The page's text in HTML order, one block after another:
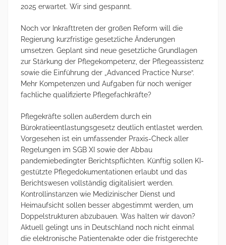
2025 erwartet. Wir sind gespannt.
Noch vor Inkrafttreten der großen Reform will die
Regierung kurzfristige gesetzliche Änderungen
umsetzen. Geplant sind neue gesetzliche Grundlagen
zur Stärkung der Pflegekompetenz, der Pflegeassistenz
sowie die Einführung der „Advanced Practice Nurse“.
Mehr Kompetenzen und Aufgaben für noch weniger
fachliche qualifizierte Pflegefachkräfte?
Pflegekräfte sollen außerdem durch ein
Bürokratieentlastungsgesetz deutlich entlastet werden.
Vorgesehen ist ein umfassender Praxis-Check aller
Regelungen im SGB XI sowie der Abbau
pandemiebedingter Berichtspflichten. Künftig sollen KI-
gestützte Pflegedokumentationen erlaubt und das
Berichtswesen vollständig digitalisiert werden.
Kontrollinstanzen wie Medizinischer Dienst und
Heimaufsicht sollen besser abgestimmt werden, um
Doppelstrukturen abzubauen. Was halten wir davon?
Aktuell gelingt uns in Deutschland noch nicht einmal
die elektronische Patientenakte oder die fristgerechte